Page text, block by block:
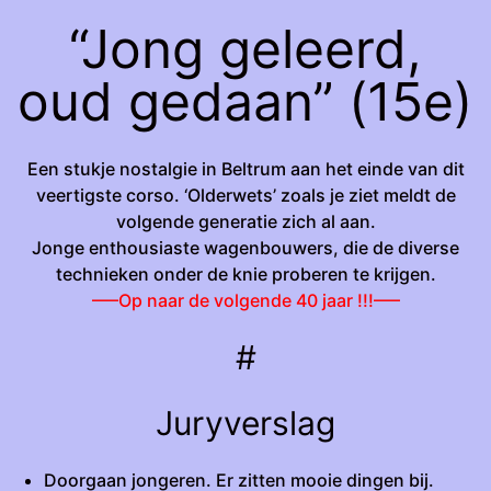
“Jong geleerd,
oud gedaan” (15e)
Een stukje nostalgie in Beltrum aan het einde van dit
veertigste corso. ‘Olderwets’ zoals je ziet meldt de
volgende generatie zich al aan.
Jonge enthousiaste wagenbouwers, die de diverse
technieken onder de knie proberen te krijgen.
—–Op naar de volgende 40 jaar !!!—–
#
Juryverslag
Doorgaan jongeren. Er zitten mooie dingen bij.